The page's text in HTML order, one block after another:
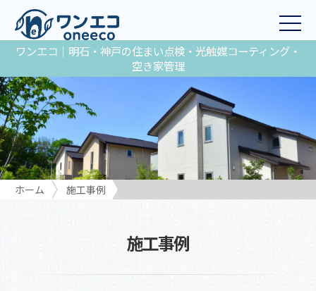
ワンエコ｜明石・神戸の住まい点検・光触媒コーティング・
空き家管理
ホーム
施工事例
施工事例